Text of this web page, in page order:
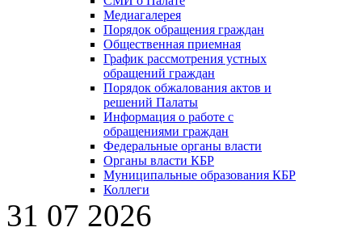
Медиагалерея
Порядок обращения граждан
Общественная приемная
График рассмотрения устных
обращений граждан
Порядок обжалования актов и
решений Палаты
Информация о работе с
обращениями граждан
Федеральные органы власти
Органы власти КБР
Муниципальные образования КБР
Коллеги
31 07 2026